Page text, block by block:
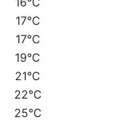
17°C
17°C
19°C
21°C
22°C
25°C